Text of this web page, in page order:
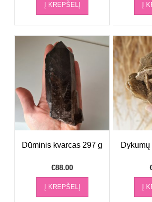
Į KREPŠELĮ Į
Dūminis kvarcas 297 g
€88.00
Į KREPŠELĮ Į